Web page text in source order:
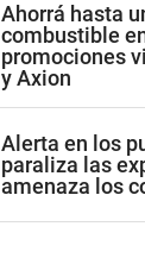
Ahorrá hasta
combustible
promociones
y Axion
Alerta en los
paraliza las
amenaza los